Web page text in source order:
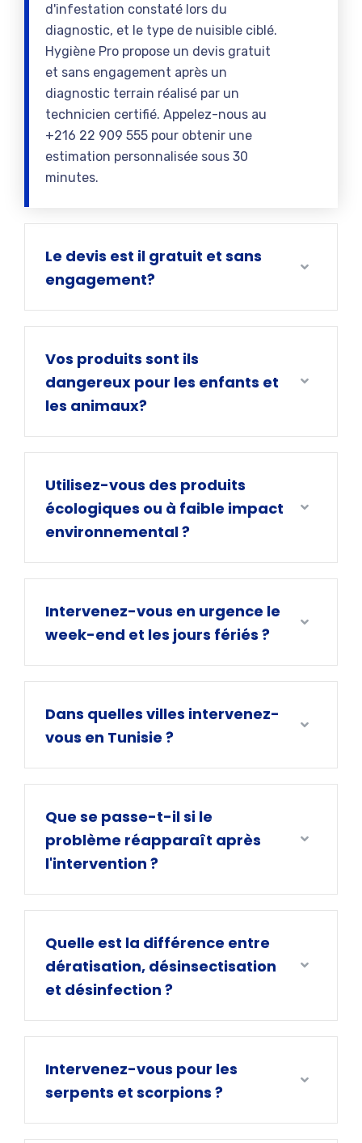
d'infestation constaté lors du
diagnostic, et le type de nuisible ciblé.
Hygiène Pro propose un devis gratuit
et sans engagement après un
diagnostic terrain réalisé par un
technicien certifié. Appelez-nous au
+216 22 909 555 pour obtenir une
estimation personnalisée sous 30
minutes.
Le devis est il gratuit et sans
engagement?
Vos produits sont ils
dangereux pour les enfants et
les animaux?
Utilisez-vous des produits
écologiques ou à faible impact
environnemental ?
Intervenez-vous en urgence le
week-end et les jours fériés ?
Dans quelles villes intervenez-
vous en Tunisie ?
Que se passe-t-il si le
problème réapparaît après
l'intervention ?
Quelle est la différence entre
dératisation, désinsectisation
et désinfection ?
Intervenez-vous pour les
serpents et scorpions ?